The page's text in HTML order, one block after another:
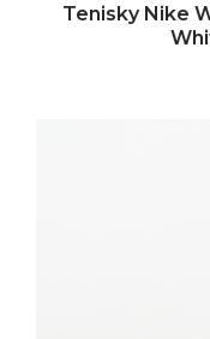
Tenisky Nike